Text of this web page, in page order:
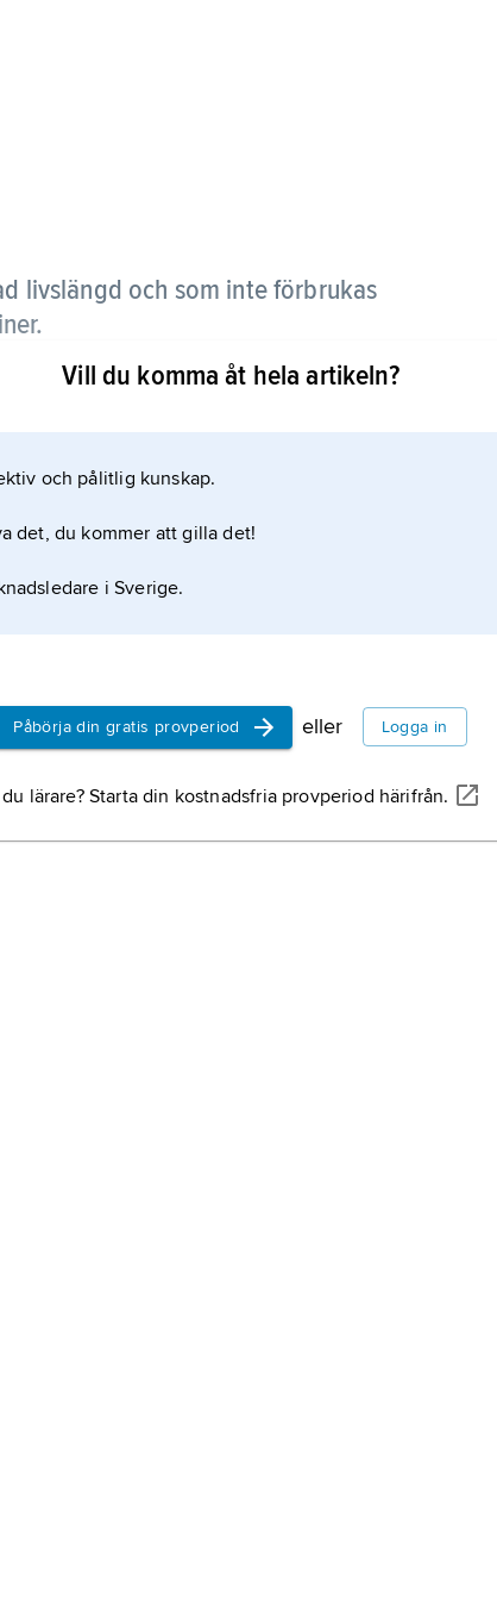
livslängd och som inte förbrukas
konsumentkapitalvaror.
Vill du komma åt hela artikeln?
och pålitlig kunskap.
det, du kommer att gilla det!
i Sverige.
Påbörja din gratis provperiod eller Logga in
lärare? Starta din kostnadsfria provperiod härifrån.